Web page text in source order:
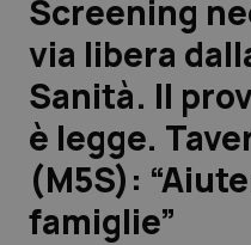
Scienza e Farmaci
Studi e Analisi
Lettere al direttore
Edizioni Regionali
Screening
via libera
Sanità. Il
è legge.
(M5S):
famiglie”